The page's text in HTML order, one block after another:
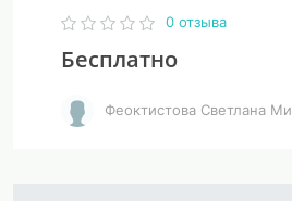
0 отзыва
Бесплатно
Феоктистова Светлана